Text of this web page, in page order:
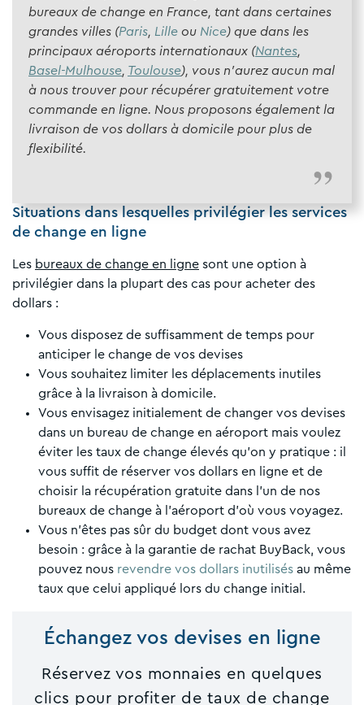
bureaux de change en France, tant dans certaines
grandes villes (Paris, Lille ou Nice) que dans les
principaux aéroports internationaux (Nantes,
Basel-Mulhouse, Toulouse), vous n’aurez aucun mal
à nous trouver pour récupérer gratuitement votre
commande en ligne. Nous proposons également la
livraison de vos dollars à domicile pour plus de
flexibilité.
Situations dans lesquelles privilégier les services
de change en ligne
Les bureaux de change en ligne sont une option à
privilégier dans la plupart des cas pour acheter des
dollars :
Vous disposez de suffisamment de temps pour
anticiper le change de vos devises
Vous souhaitez limiter les déplacements inutiles
grâce à la livraison à domicile.
Vous envisagez initialement de changer vos devises
dans un bureau de change en aéroport mais voulez
éviter les taux de change élevés qu’on y pratique : il
vous suffit de réserver vos dollars en ligne et de
choisir la récupération gratuite dans l’un de nos
bureaux de change à l’aéroport d’où vous voyagez.
Vous n’êtes pas sûr du budget dont vous avez
besoin : grâce à la garantie de rachat BuyBack, vous
pouvez nous revendre vos dollars inutilisés au même
taux que celui appliqué lors du change initial.
Échangez vos devises en ligne
Réservez vos monnaies en quelques
clics pour profiter de taux de change